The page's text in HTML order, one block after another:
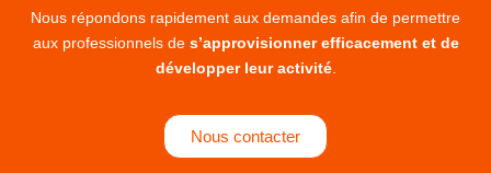
Nous répondons rapidement aux demandes afin de permettre
aux professionnels de s’approvisionner efficacement et de
développer leur activité.
Nous contacter